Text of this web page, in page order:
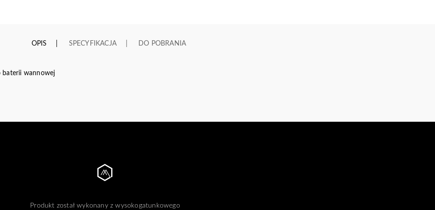
OPIS SPECYFIKACJA DO POBRANIA
wannowej
Produkt został wykonany z wysokogatunkowego